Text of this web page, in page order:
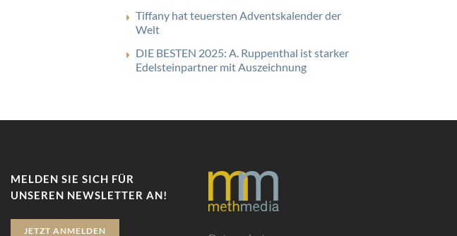
Tiffany hat teuersten Adventskalender der
Welt
DIE BESTEN 2025: A. Ruppenthal ist starker
Edelsteinpartner mit Auszeichnung
MELDEN SIE SICH FÜR
UNSEREN NEWSLETTER AN!
JETZT ANMELDEN